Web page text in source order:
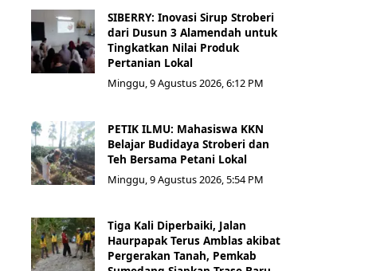
SIBERRY: Inovasi Sirup Stroberi
dari Dusun 3 Alamendah untuk
Tingkatkan Nilai Produk
Pertanian Lokal
Minggu, 9 Agustus 2026, 6:12 PM
PETIK ILMU: Mahasiswa KKN
Belajar Budidaya Stroberi dan
Teh Bersama Petani Lokal
Minggu, 9 Agustus 2026, 5:54 PM
Tiga Kali Diperbaiki, Jalan
Haurpapak Terus Amblas akibat
Pergerakan Tanah, Pemkab